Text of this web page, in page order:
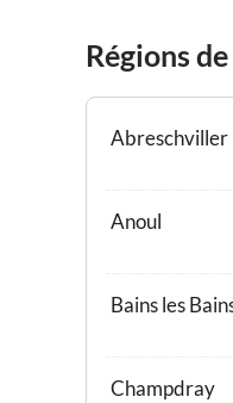
Régions
Abreschviller
Anoul
Bains les
Champdray